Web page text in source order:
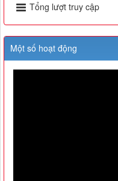
Tổng lượt truy cập
Một số hoạt động